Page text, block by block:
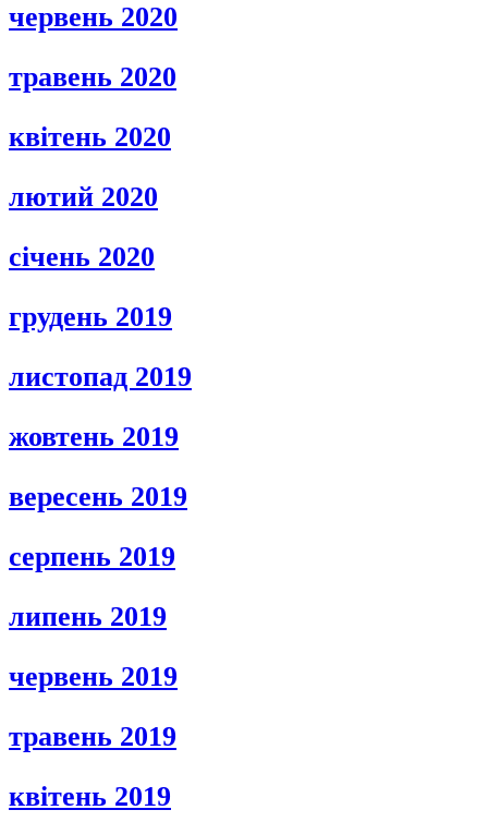
червень 2020
травень 2020
квітень 2020
лютий 2020
січень 2020
грудень 2019
листопад 2019
жовтень 2019
вересень 2019
серпень 2019
липень 2019
червень 2019
травень 2019
квітень 2019